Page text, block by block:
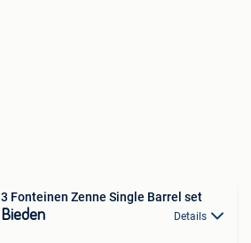
3 Fonteinen Zenne Single Barrel set
Bieden Details